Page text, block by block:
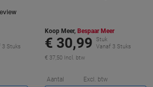
3 Stuks
Korting
Koop Meer, Bespaar Meer
€ 30,99
Stuk
Vanaf 3 Stuks
€ 37,50 Incl. btw
Aantal Excl. btw